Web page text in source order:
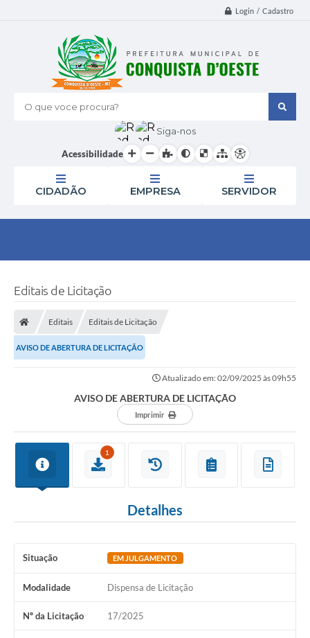
Login / Cadastro
O que voce procura?
Siga-nos
Acessibilidade
CIDADÃO EMPRESA SERVIDOR
Editais de Licitação
Editais Editais de Licitação
AVISO DE ABERTURA DE LICITAÇÃO
Atualizado em: 02/09/2025 às 09h55
AVISO DE ABERTURA DE LICITAÇÃO
Imprimir
1
Detalhes
Situação EM JULGAMENTO
Modalidade Dispensa de Licitação
Nº da Licitação 17/2025